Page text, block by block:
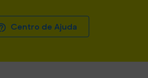
Centro de Ajuda